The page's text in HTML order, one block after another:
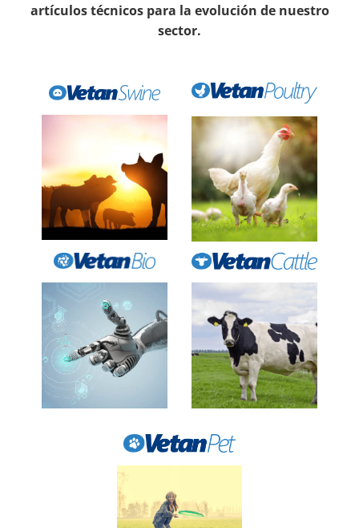
artículos técnicos para la evolución de nuestro
sector.